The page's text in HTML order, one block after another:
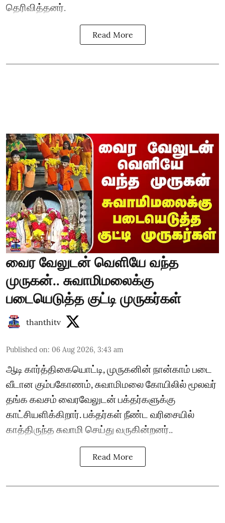
தெரிவித்தனர்.
Read More
வைர வேலுடன் வெளியே வந்த
முருகன்.. சுவாமிமலைக்கு
படையெடுத்த குட்டி முருகர்கள்
thanthitv
Published on: 06 Aug 2026, 3:43 am
ஆடி கார்த்திகையொட்டி, முருகனின் நான்காம் படை
வீடான கும்பகோணம், சுவாமிமலை கோயிலில் மூலவர்
தங்க கவசம் வைரவேலுடன் பக்தர்களுக்கு
காட்சியளிக்கிறார். பக்தர்கள் நீண்ட வரிசையில்
காத்திருந்த சுவாமி செய்து வருகின்றனர்..
Read More